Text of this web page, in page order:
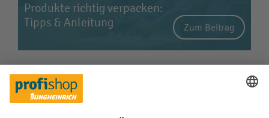
Produkte richtig verpacken:
Tipps & Anleitung
Zum Beitrag